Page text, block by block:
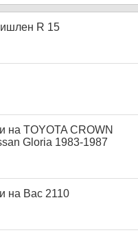
R 15
на TOYOTA CROWN
Gloria 1983-1987
на Вас 2110